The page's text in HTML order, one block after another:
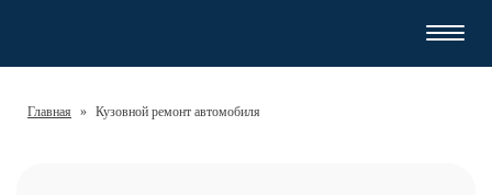
Главная » Кузовной ремонт автомобиля